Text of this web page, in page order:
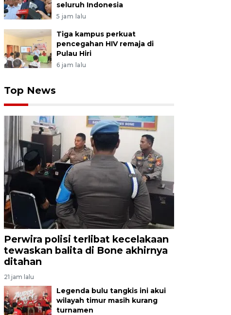
seluruh Indonesia
5 jam lalu
Tiga kampus perkuat
pencegahan HIV remaja di
Pulau Hiri
6 jam lalu
Top News
Perwira polisi terlibat kecelakaan
tewaskan balita di Bone akhirnya
ditahan
21 jam lalu
Legenda bulu tangkis ini akui
wilayah timur masih kurang
turnamen